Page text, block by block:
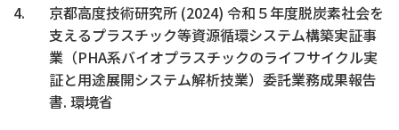
京都高度技術研究所 (2024) 令和５年度脱炭素社会を
支えるプラスチック等資源循環システム構築実証事
業（PHA系バイオプラスチックのライフサイクル実
証と用途展開システム解析技業）委託業務成果報告
書. 環境省